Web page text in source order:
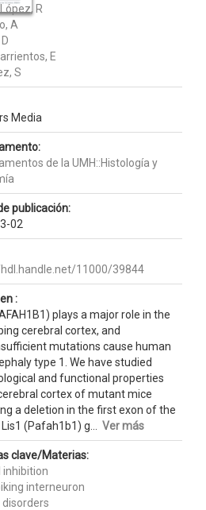
R
A
E
S
Media
de la UMH::Histología y
publicación:
02
11000/39844
:
plays a major role in the
cerebral cortex, and
mutations cause human
type 1. We have studied
and functional properties
cortex of mutant mice
a deletion in the first exon of the
(Pafah1b1) g... Ver más
clave/Materias:
inhibition
interneuron